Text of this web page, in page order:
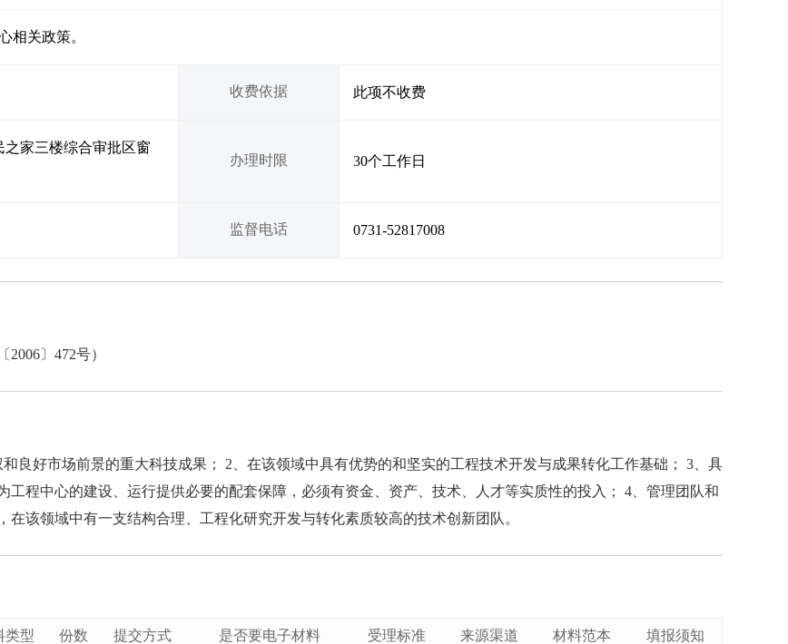
相关政策。
收费依据 此项不收费
家三楼综合审批区窗
办理时限 30个工作日
监督电话 0731-52817008
〕472号）
良好市场前景的重大科技成果； 2、在该领域中具有优势的和坚实的工程技术开发与成果转化工作基础； 3、具
程中心的建设、运行提供必要的配套保障，必须有资金、资产、技术、人才等实质性的投入； 4、管理团队和
该领域中有一支结构合理、工程化研究开发与转化素质较高的技术创新团队。
类型 份数 提交方式 是否要电子材料 受理标准 来源渠道 材料范本 填报须知